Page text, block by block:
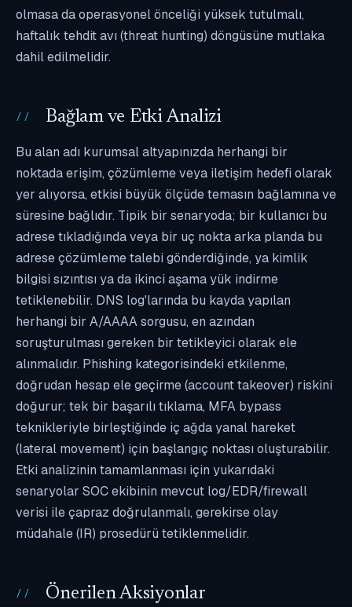
olmasa da operasyonel önceliği yüksek tutulmalı,
haftalık tehdit avı (threat hunting) döngüsüne mutlaka
dahil edilmelidir.
Bağlam ve Etki Analizi
Bu alan adı kurumsal altyapınızda herhangi bir
noktada erişim, çözümleme veya iletişim hedefi olarak
yer alıyorsa, etkisi büyük ölçüde temasın bağlamına ve
süresine bağlıdır. Tipik bir senaryoda; bir kullanıcı bu
adrese tıkladığında veya bir uç nokta arka planda bu
adrese çözümleme talebi gönderdiğinde, ya kimlik
bilgisi sızıntısı ya da ikinci aşama yük indirme
tetiklenebilir. DNS log'larında bu kayda yapılan
herhangi bir A/AAAA sorgusu, en azından
soruşturulması gereken bir tetikleyici olarak ele
alınmalıdır. Phishing kategorisindeki etkilenme,
doğrudan hesap ele geçirme (account takeover) riskini
doğurur; tek bir başarılı tıklama, MFA bypass
teknikleriyle birleştiğinde iç ağda yanal hareket
(lateral movement) için başlangıç noktası oluşturabilir.
Etki analizinin tamamlanması için yukarıdaki
senaryolar SOC ekibinin mevcut log/EDR/firewall
verisi ile çapraz doğrulanmalı, gerekirse olay
müdahale (IR) prosedürü tetiklenmelidir.
Önerilen Aksiyonlar